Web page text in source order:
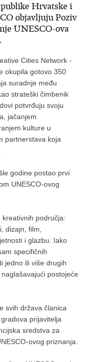
Hrvatske i
objavljuju Poziv
UNESCO-ova
Cities Network -
okupila gotovo 350
suradnje među
strateški čimbenik
potvrđuju svoju
jačanjem
kulture u
partnerstava koja
godine postao prvi
UNESCO-ovog
područja:
dizajn, film,
i glazbu. Iako
specifičnih
jedno ili više drugih
, naglašavajući postojeće
svih država članica
prijavitelja
sredstva za
ovog priznanja.